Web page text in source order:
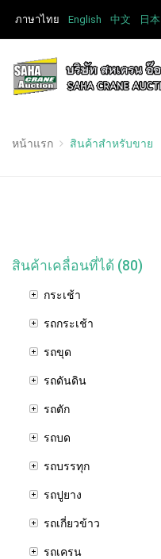
ภาษาไทย English 中文 日本
หน้าแรก สินค้าสำหรับขาย
สินค้าเคลื่อนที่ได้ (80)
กระเช้า
รถกระเช้า
รถขุด
รถดันดิน
รถตัก
รถบด
รถบรรทุก
รถปูยาง
รถเกี่ยวข้าว
รถเครน